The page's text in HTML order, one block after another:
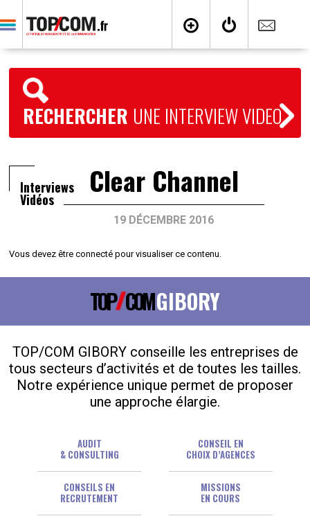
RECHERCHER UNE INTERVIEW VIDEO
Interviews
Vidéos Clear Channel
19 DÉCEMBRE 2016
Vous devez être connecté pour visualiser ce contenu.
TOP COMGIBORY
TOP/COM GIBORY conseille les entreprises de
tous secteurs d’activités et de toutes les tailles.
Notre expérience unique permet de proposer
une approche élargie.
AUDIT
& CONSULTING
CONSEIL EN
CHOIX D’AGENCES
CONSEILS EN
RECRUTEMENT
MISSIONS
EN COURS